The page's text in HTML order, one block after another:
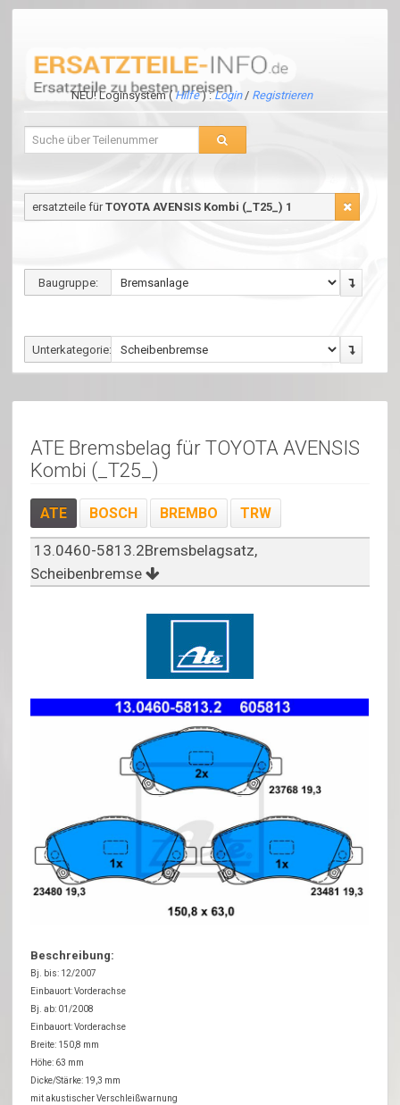
NEU! Loginsystem (Hilfe) :Login/ Registrieren
ersatzteile fürTOYOTA AVENSIS Kombi (_T25_) 1
Baugruppe:
Unterkategorie:
ATE Bremsbelag für TOYOTA AVENSIS
Kombi (_T25_)
ATE BOSCH BREMBO TRW
13.0460-5813.2Bremsbelagsatz,
Scheibenbremse
Beschreibung:
Bj. bis: 12/2007
Einbauort: Vorderachse
Bj. ab: 01/2008
Einbauort: Vorderachse
Breite: 150,8 mm
Höhe: 63 mm
Dicke/Stärke: 19,3 mm
mit akustischer Verschleißwarnung